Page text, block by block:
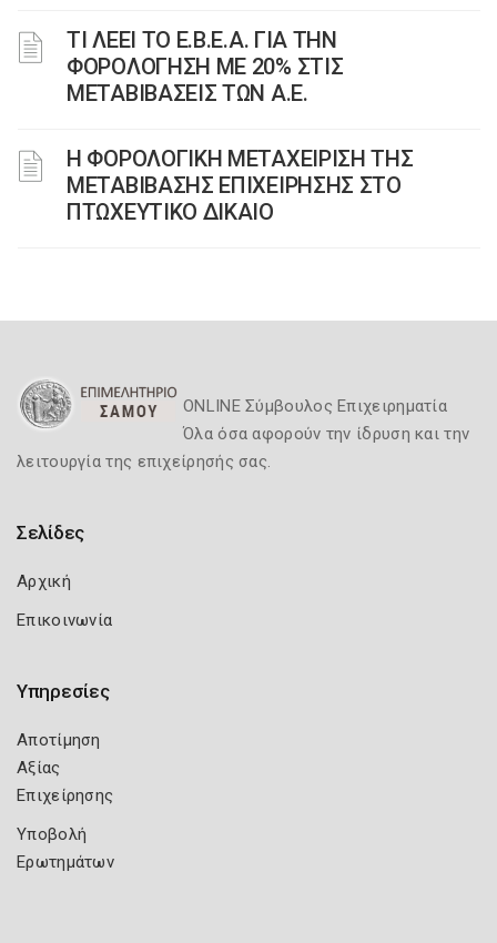
ΤΙ ΛΕΕΙ ΤΟ Ε.Β.Ε.Α. ΓΙΑ ΤΗΝ
ΦΟΡΟΛΟΓΗΣΗ ΜΕ 20% ΣΤΙΣ
ΜΕΤΑΒΙΒΑΣΕΙΣ ΤΩΝ Α.Ε.
H ΦΟΡΟΛΟΓΙΚΗ ΜΕΤΑΧΕΙΡΙΣΗ ΤΗΣ
ΜΕΤΑΒΙΒΑΣΗΣ ΕΠΙΧΕΙΡΗΣΗΣ ΣΤΟ
ΠΤΩΧΕΥΤΙΚΟ ΔΙΚΑΙΟ
ONLINE Σύμβουλος Επιχειρηματία
Όλα όσα αφορούν την ίδρυση και την
λειτουργία της επιχείρησής σας.
Σελίδες
Αρχική
Επικοινωνία
Υπηρεσίες
Αποτίμηση
Αξίας
Επιχείρησης
Υποβολή
Ερωτημάτων